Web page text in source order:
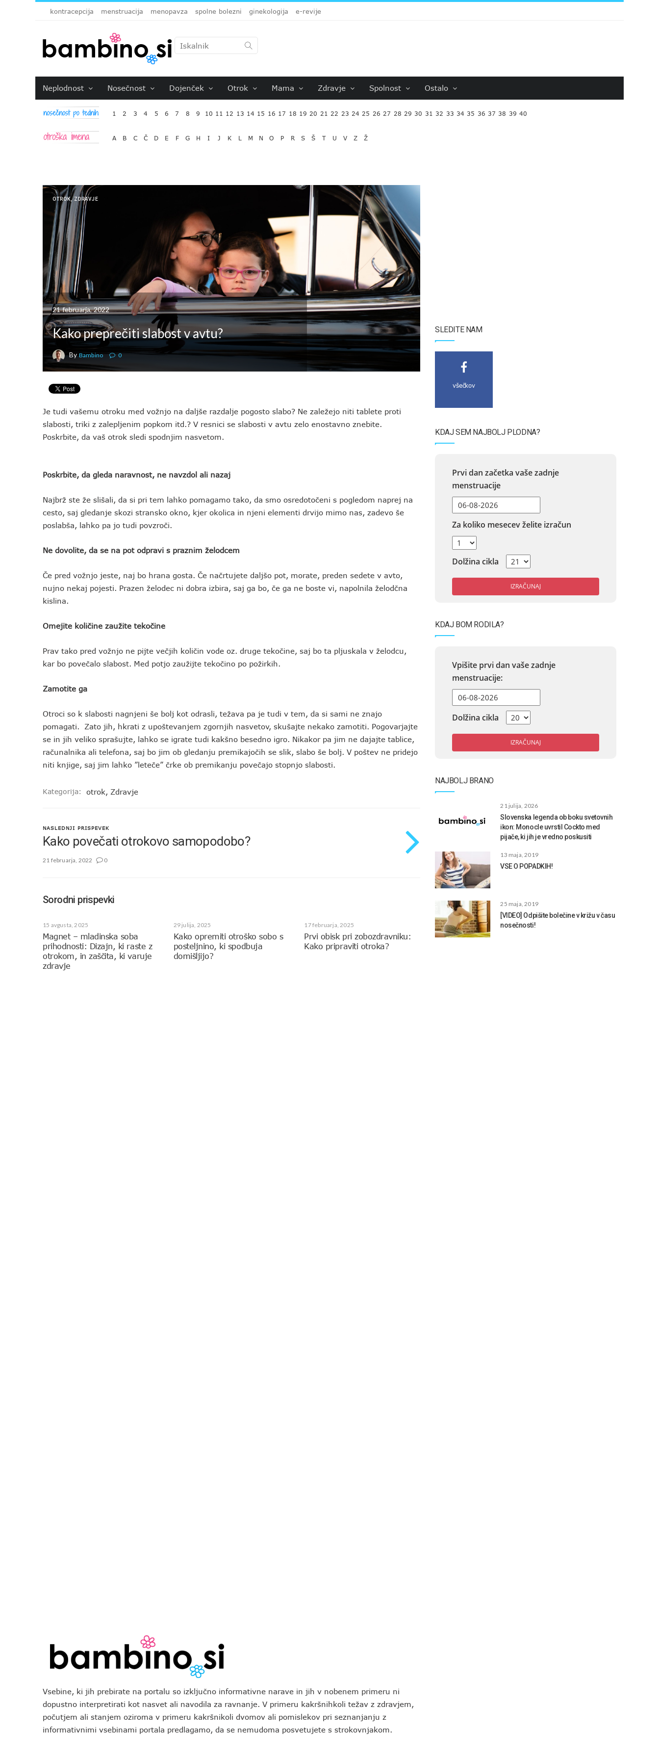
kontracepcija menstruacija menopavza spolne bolezni ginekologija e-revije
Neplodnost Nosečnost Dojenček Otrok Mama Zdravje Spolnost Ostalo
1 2 3 4 5 6 7 8 9 10 11 12 13 14 15 16 17 18 19 20 21 22 23 24 25 26 27 28 29 30 31 32 33 34 35 36 37 38 39 40
A B C Č D E F G H I J K L M N O P R S Š T U V Z Ž
OTROK, ZDRAVJE
21 februarja, 2022
Kako preprečiti slabost v avtu?
ByBambino 0
Je tudi vašemu otroku med vožnjo na daljše razdalje pogosto slabo? Ne zaležejo niti tablete proti
slabosti, triki z zalepljenim popkom itd.? V resnici se slabosti v avtu zelo enostavno znebite.
Poskrbite, da vaš otrok sledi spodnjim nasvetom.
Poskrbite, da gleda naravnost, ne navzdol ali nazaj
Najbrž ste že slišali, da si pri tem lahko pomagamo tako, da smo osredotočeni s pogledom naprej na
cesto, saj gledanje skozi stransko okno, kjer okolica in njeni elementi drvijo mimo nas, zadevo še
poslabša, lahko pa jo tudi povzroči.
Ne dovolite, da se na pot odpravi s praznim želodcem
Če pred vožnjo jeste, naj bo hrana gosta. Če načrtujete daljšo pot, morate, preden sedete v avto,
nujno nekaj pojesti. Prazen želodec ni dobra izbira, saj ga bo, če ga ne boste vi, napolnila želodčna
kislina.
Omejite količine zaužite tekočine
Prav tako pred vožnjo ne pijte večjih količin vode oz. druge tekočine, saj bo ta pljuskala v želodcu,
kar bo povečalo slabost. Med potjo zaužijte tekočino po požirkih.
Zamotite ga
Otroci so k slabosti nagnjeni še bolj kot odrasli, težava pa je tudi v tem, da si sami ne znajo
pomagati. Zato jih, hkrati z upoštevanjem zgornjih nasvetov, skušajte nekako zamotiti. Pogovarjajte
se in jih veliko sprašujte, lahko se igrate tudi kakšno besedno igro. Nikakor pa jim ne dajajte tablice,
računalnika ali telefona, saj bo jim ob gledanju premikajočih se slik, slabo še bolj. V poštev ne pridejo
niti knjige, saj jim lahko ”leteče” črke ob premikanju povečajo stopnjo slabosti.
Kategorija: otrok, Zdravje
NASLEDNJI PRISPEVEK
Kako povečati otrokovo samopodobo?
21 februarja, 2022 0
Sorodni prispevki
15 avgusta, 2025
Magnet – mladinska soba
prihodnosti: Dizajn, ki raste z
otrokom, in zaščita, ki varuje
zdravje
29 julija, 2025
Kako opremiti otroško sobo s
posteljnino, ki spodbuja
domišljijo?
17 februarja, 2025
Prvi obisk pri zobozdravniku:
Kako pripraviti otroka?
SLEDITE NAM
všečkov
KDAJ SEM NAJBOLJ PLODNA?
Prvi dan začetka vaše zadnje
menstruacije
Za koliko mesecev želite izračun
Dolžina cikla
IZRAČUNAJ
KDAJ BOM RODILA?
Vpišite prvi dan vaše zadnje
menstruacije:
Dolžina cikla
IZRAČUNAJ
NAJBOLJ BRANO
21 julija, 2026
Slovenska legenda ob boku svetovnih
ikon: Monocle uvrstil Cockto med
pijače, ki jih je vredno poskusiti
13 maja, 2019
VSE O POPADKIH!
25 maja, 2019
[VIDEO] Odpišite bolečine v križu v času
nosečnosti!
Vsebine, ki jih prebirate na portalu so izključno informativne narave in jih v nobenem primeru ni
dopustno interpretirati kot nasvet ali navodila za ravnanje. V primeru kakršnihkoli težav z zdravjem,
počutjem ali stanjem oziroma v primeru kakršnikoli dvomov ali pomislekov pri seznanjanju z
informativnimi vsebinami portala predlagamo, da se nemudoma posvetujete s strokovnjakom.